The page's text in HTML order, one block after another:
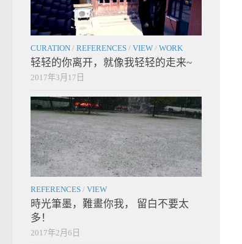
CURATION / REFERENCES / VIEW / WORK
轻轻的你离开，就像我轻轻的走来~
2017年3月17日
REFERENCES / VIEW
時光筆墨，難畫你我， 留白不要太
多！
2017年2月6日